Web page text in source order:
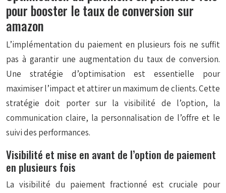
pour booster le taux de conversion sur
amazon
L’implémentation du paiement en plusieurs fois ne suffit
pas à garantir une augmentation du taux de conversion.
Une stratégie d’optimisation est essentielle pour
maximiser l’impact et attirer un maximum de clients. Cette
stratégie doit porter sur la visibilité de l’option, la
communication claire, la personnalisation de l’offre et le
suivi des performances.
Visibilité et mise en avant de l’option de paiement
en plusieurs fois
La visibilité du paiement fractionné est cruciale pour